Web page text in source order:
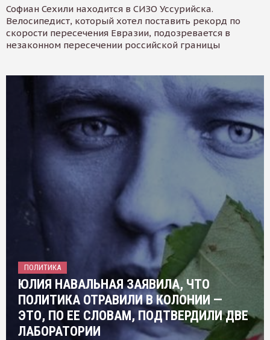
Софиан Сехили находится в СИЗО Уссурийска.
Велосипедист, который хотел поставить рекорд по
скорости пересечения Евразии, подозревается в
незаконном пересечении российской границы
ПОЛИТИКА
ЮЛИЯ НАВАЛЬНАЯ ЗАЯВИЛА, ЧТО
ПОЛИТИКА ОТРАВИЛИ В КОЛОНИИ —
ЭТО, ПО ЕЕ СЛОВАМ, ПОДТВЕРДИЛИ ДВЕ
ЛАБОРАТОРИИ